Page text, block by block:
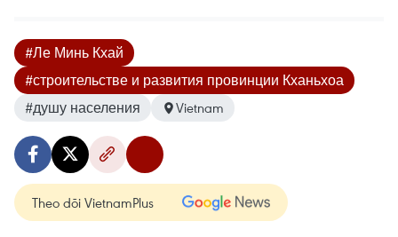
#Ле Минь Кхай
#строительстве и развития провинции Кханьхоа
#душу населения
Vietnam
Theo dõi VietnamPlus